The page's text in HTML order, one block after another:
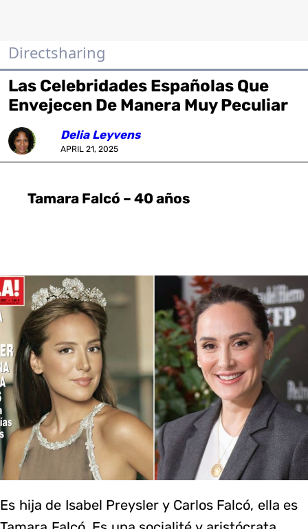
Directsharing
Las Celebridades Españolas Que
Envejecen De Manera Muy Peculiar
Delia Leyvens
APRIL 21, 2025
Tamara Falcó – 40 años
Es hija de Isabel Preysler y Carlos Falcó, ella es